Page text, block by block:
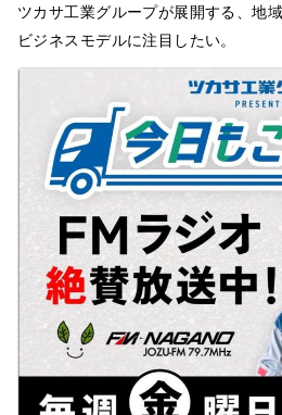
ツカサ工業グループが展開する、地
ビジネスモデルに注目したい。